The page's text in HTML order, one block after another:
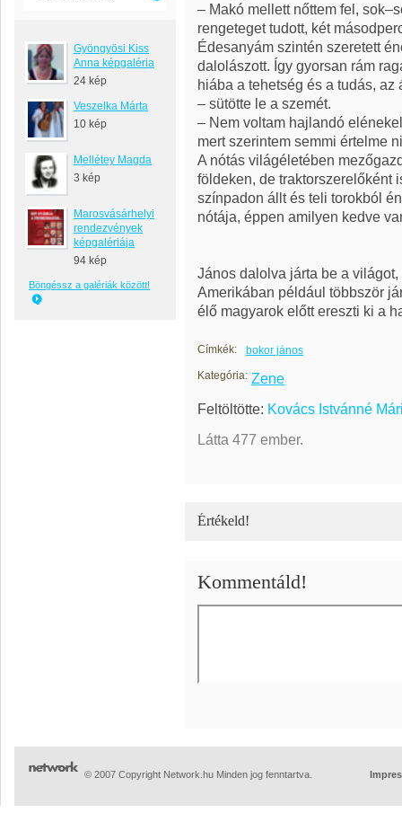
Gyöngyösi Kiss
Anna képgaléria
24 kép
Veszelka Márta
10 kép
Mellétey Magda
3 kép
Marosvásárhelyi
rendezvények
képgalériája
94 kép
Böngéssz a galériák között!
– Makó mellett nőttem fel,
rengeteget tudott, két
Édesanyám szintén szeretett
dalolászott. Így gyorsan rám
hiába a tehetség és a tudás,
– sütötte le a szemét.
– Nem voltam hajlandó
mert szerintem semmi értelme
A nótás világéletében
földeken, de traktorszerelőként
színpadon állt és teli torokból
nótája, éppen amilyen kedve
János dalolva járta be a
Amerikában például többször
élő magyarok előtt ereszti ki a
Címkék:
bokor jános
Kategória: Zene
Feltöltötte: Kovács Istvánné
Látta 477 ember.
Értékeld!
Kommentáld!
© 2007 Copyright Network.hu Minden jog fenntartva.